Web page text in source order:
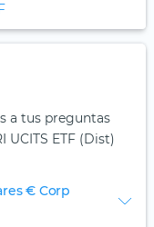
a tus preguntas
UCITS ETF (Dist)
€ Corp